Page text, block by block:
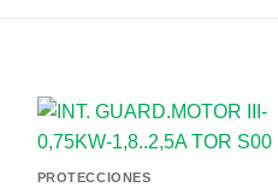
PROTECCIONES